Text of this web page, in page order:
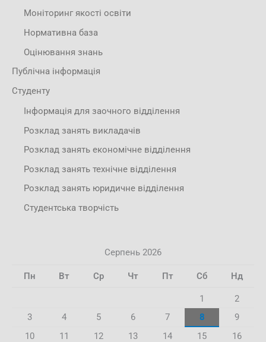
Моніторинг якості освіти
Нормативна база
Оцінювання знань
Публічна інформація
Студенту
Інформація для заочного відділення
Розклад занять викладачів
Розклад занять економічне відділення
Розклад занять технічне відділення
Розклад занять юридичне відділення
Студентська творчість
Серпень 2026
Пн Вт Ср Чт Пт Сб Нд
1
2
3
4 5 6 7 8
9
10
11 12 13 14 15
16